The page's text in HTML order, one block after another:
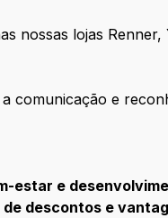
nossas lojas Renner,
comunicação e
estar e
descontos e